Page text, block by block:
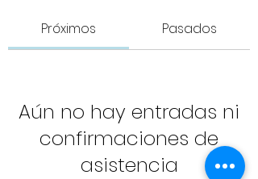
Próximos Pasados
Aún no hay entradas ni
confirmaciones de
asistencia